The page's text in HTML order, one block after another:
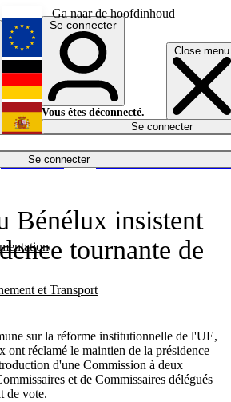
Ga naar de hoofdinhoud
Close menu
Se connecter
et Transport
Économie
English
Deutsch
Español
Se connecter
Vous êtes déconnecté.
Se connecter
Bénélux insistent
tournante de
sur la réforme institutionnelle de l'UE,
ont réclamé le maintien de la présidence
d'une Commission à deux
et de Commissaires délégués
de vote.